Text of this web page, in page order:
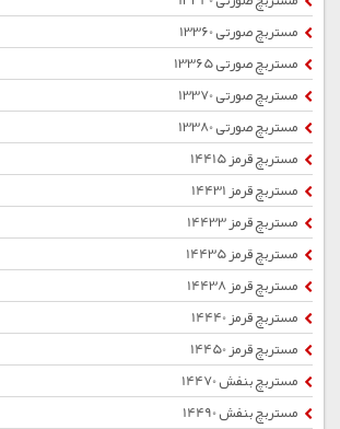
مستربچ صورتی 13360
مستربچ صورتی 13365
مستربچ صورتی 13370
مستربچ صورتی 13380
مستربچ قرمز 14415
مستربچ قرمز 14431
مستربچ قرمز 14433
مستربچ قرمز 14435
مستربچ قرمز 14438
مستربچ قرمز 14440
مستربچ قرمز 14450
مستربچ بنفش 14470
مستربچ بنفش 14490